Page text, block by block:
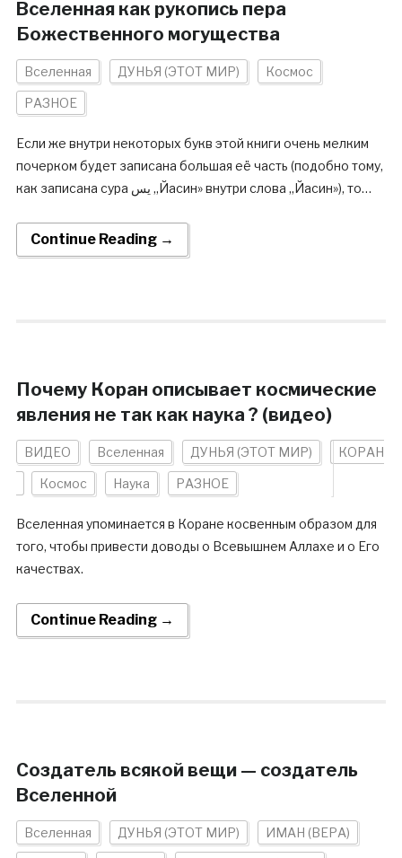
Вселенная как рукопись пера
Божественного могущества
Вселенная ДУНЬЯ (ЭТОТ МИР) Космос
РАЗНОЕ
Если же внутри некоторых букв этой книги очень мелким
почерком будет записана большая её часть (подобно тому,
как записана сура يس ,,Йасин» внутри слова ,,Йасин»), то…
Continue Reading →
Почему Коран описывает космические
явления не так как наука ? (видео)
ВИДЕО Вселенная ДУНЬЯ (ЭТОТ МИР) КОРАН
Космос Наука РАЗНОЕ
Вселенная упоминается в Коране косвенным образом для
того, чтобы привести доводы о Всевышнем Аллахе и о Его
качествах.
Continue Reading →
Создатель всякой вещи — создатель
Вселенной
Вселенная ДУНЬЯ (ЭТОТ МИР) ИМАН (ВЕРА)